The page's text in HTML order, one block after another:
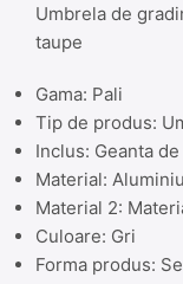
Umbrela de
taupe
Gama: Pali
Tip de produs:
Inclus: Geanta
Material: Aluminiu
Material 2:
Culoare: Gri
Forma produs: